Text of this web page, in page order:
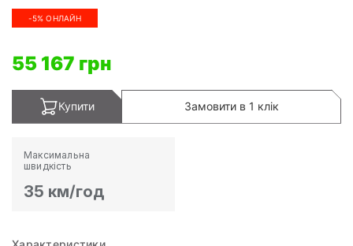
-5% ОНЛАЙН
55 167 грн
Купити Замовити в 1 клік
Максимальна
швидкість
35 км/год